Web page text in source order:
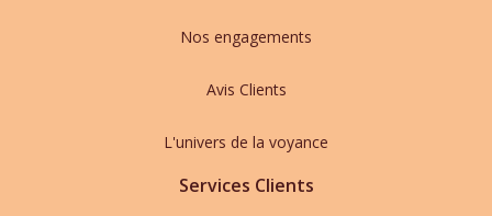
Nos engagements
Avis Clients
L'univers de la voyance
Services Clients